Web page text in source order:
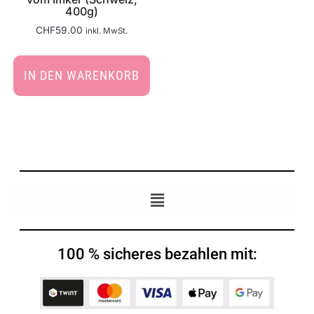
400g)
CHF59.00 inkl. MwSt.
IN DEN WARENKORB
100 % sicheres bezahlen mit: